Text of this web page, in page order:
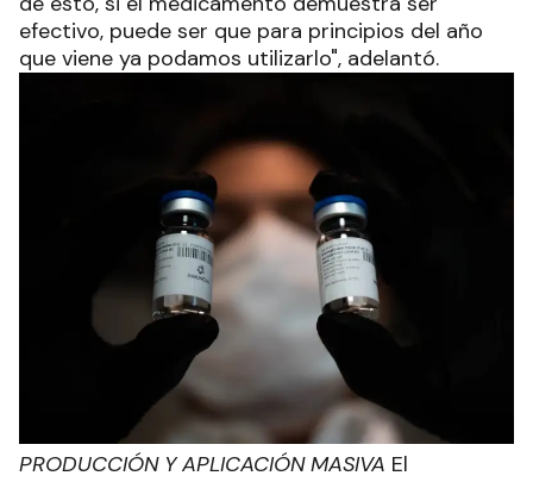
efectivo, puede ser que para principios del año
que viene ya podamos utilizarlo", adelantó.
PRODUCCIÓN Y APLICACIÓN MASIVA El